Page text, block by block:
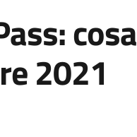
cosa
2021